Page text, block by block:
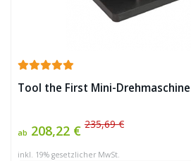
Tool the First Mini-
ab 208,22 € 235,69 €
inkl. 19% gesetzlicher MwSt.